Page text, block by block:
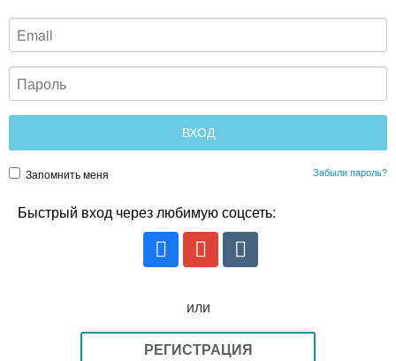
Быстрый вход через любимую соцсеть: